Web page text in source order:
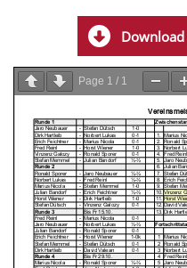
Download
Page 1 / 1